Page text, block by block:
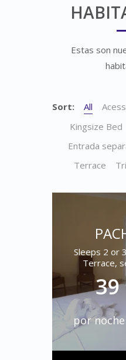
Estas son
Sort: All
Kingsize Bed
Entrada
Terrace
Sleeps 2 or
Terrace,
39
por